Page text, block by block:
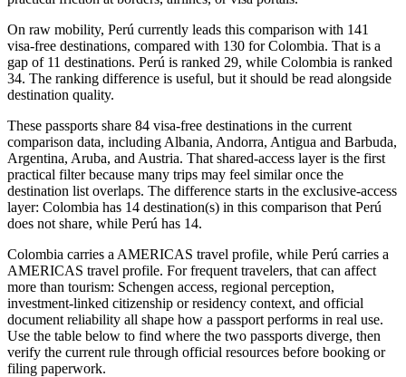
On raw mobility, Perú currently leads this comparison with 141
visa-free destinations, compared with 130 for Colombia. That is a
gap of 11 destinations. Perú is ranked 29, while Colombia is ranked
34. The ranking difference is useful, but it should be read alongside
destination quality.
These passports share 84 visa-free destinations in the current
comparison data, including Albania, Andorra, Antigua and Barbuda,
Argentina, Aruba, and Austria. That shared-access layer is the first
practical filter because many trips may feel similar once the
destination list overlaps. The difference starts in the exclusive-access
layer: Colombia has 14 destination(s) in this comparison that Perú
does not share, while Perú has 14.
Colombia carries a AMERICAS travel profile, while Perú carries a
AMERICAS travel profile. For frequent travelers, that can affect
more than tourism: Schengen access, regional perception,
investment-linked citizenship or residency context, and official
document reliability all shape how a passport performs in real use.
Use the table below to find where the two passports diverge, then
verify the current rule through official resources before booking or
filing paperwork.